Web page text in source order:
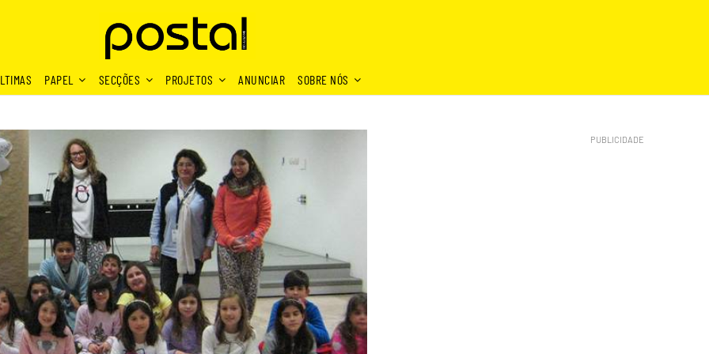
PAPEL SECÇÕES PROJETOS ANUNCIAR SOBRE NÓS